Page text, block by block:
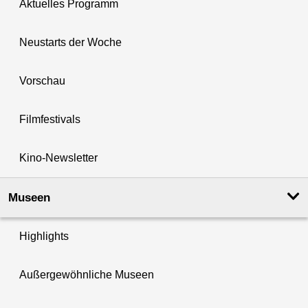
Aktuelles Programm
Neustarts der Woche
Vorschau
Filmfestivals
Kino-Newsletter
Museen
Highlights
Außergewöhnliche Museen